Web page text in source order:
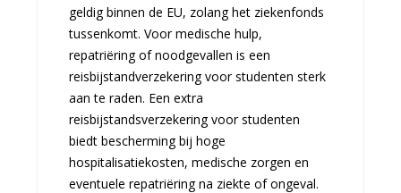
geldig binnen de EU, zolang het ziekenfonds
tussenkomt. Voor medische hulp,
repatriëring of noodgevallen is een
reisbijstandverzekering voor studenten sterk
aan te raden. Een extra
reisbijstandsverzekering voor studenten
biedt bescherming bij hoge
hospitalisatiekosten, medische zorgen en
eventuele repatriëring na ziekte of ongeval.